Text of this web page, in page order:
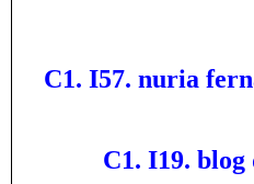
C1. I57. nuria
C1. I19. blog